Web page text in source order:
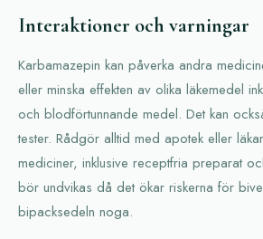
Interaktioner och varningar
Karbamazepin kan påverka andra
eller minska effekten av olika läkemedel
och blodförtunnande medel. Det kan
tester. Rådgör alltid med apotek eller
mediciner, inklusive receptfria preparat
bör undvikas då det ökar riskerna för
bipacksedeln noga.